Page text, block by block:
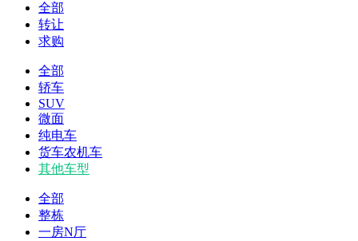
全部
转让
求购
全部
轿车
SUV
微面
纯电车
货车农机车
其他车型
全部
整栋
一房N厅